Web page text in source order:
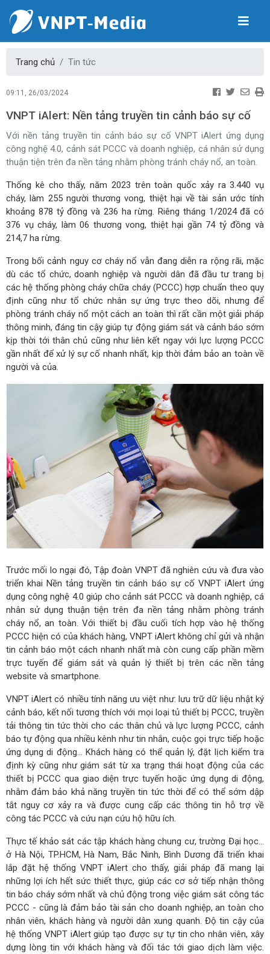
Trang chủ Tin tức
09:11, 26/03/2024
VNPT iAlert: Nền tảng truyền tin cảnh báo sự cố
Với nền tảng truyền tin cảnh báo sự cố VNPT iAlert ứng dụng
công nghệ 4.0, cảnh sát PCCC và doanh nghiệp, cá nhân sử dụng
thuận tiện trên đa nền tảng nhằm phòng tránh cháy nổ, an toàn.
Thống kê cho thấy, năm 2023 trên toàn quốc xảy ra 3.440 vụ
cháy, làm 255 người thương vong, thiệt hại về tài sản ước tính
khoảng 878 tỷ đồng và 236 ha rừng. Riêng tháng 1/2024 đã có
376 vụ cháy, làm 06 thương vong, thiệt hại gần 74 tỷ đồng và
214,7 ha rừng.
Trong bối cảnh nguy cơ cháy nổ vẫn đang diễn ra rộng rãi, mặc
dù các tổ chức, doanh nghiệp và người dân đã đầu tư trang bị
các hệ thống phòng cháy chữa cháy (PCCC) hợp chuẩn theo quy
định cũng như tổ chức nhân sự ứng trực theo dõi, nhưng để
phòng tránh cháy nổ một cách an toàn thì rất cần một giải pháp
thông minh, đáng tin cậy giúp tự động giám sát và cảnh báo sớm
kịp thời tới thân chủ cũng như liên kết ngay với lực lượng PCCC
gần nhất để xử lý sự cố nhanh nhất, kịp thời đảm bảo an toàn về
người và của.
Trước mối lo ngại đó, Tập đoàn VNPT đã nghiên cứu và đưa vào
triển khai Nền tảng truyền tin cảnh báo sự cố VNPT iAlert ứng
dụng công nghệ 4.0 giúp cho cảnh sát PCCC và doanh nghiệp, cá
nhân sử dụng thuận tiện trên đa nền tảng nhằm phòng tránh
cháy nổ, an toàn. Với thiết bị đầu cuối tích hợp vào hệ thống
PCCC hiện có của khách hàng, VNPT iAlert không chỉ gửi và nhận
tin cảnh báo một cách nhanh nhất mà còn cung cấp phần mềm
trực tuyến để giám sát và quản lý thiết bị trên các nền tảng
website và smartphone.
VNPT iAlert có nhiều tính năng ưu việt như: lưu trữ dữ liệu nhật ký
cảnh báo, kết nối tương thích với mọi loại tủ thiết bị PCCC, truyền
tải thông tin tức thời cho các thân chủ và lực lượng PCCC, cảnh
báo tự động qua nhiều kênh như tin nhắn, cuộc gọi trực tiếp hoặc
ứng dụng di động... Khách hàng có thể quản lý, đặt lịch kiểm tra
định kỳ cũng như giám sát từ xa trạng thái hoạt động của các
thiết bị PCCC qua giao diện trực tuyến hoặc ứng dụng di động,
nhằm đảm bảo khả năng truyền tin tức thời để có thể sớm dập
tắt nguy cơ xảy ra và được cung cấp các thông tin hỗ trợ về
công tác PCCC và cứu nạn cứu hộ hữu ích.
Thực tế khảo sát các tập khách hàng chung cư, trường Đại học…
ở Hà Nội, TP.HCM, Hà Nam, Bắc Ninh, Bình Dương đã triển khai
lắp đặt hệ thống VNPT iAlert cho thấy, giải pháp đã mang lại
những lợi ích hết sức thiết thực, giúp các cơ sở tiếp nhận thông
tin báo cháy sớm nhất và chủ động trong việc giám sát công tác
PCCC - cũng là đảm bảo tài sản cho doanh nghiệp, an toàn cho
nhân viên, khách hàng và người dân xung quanh. Độ tin cậy của
hệ thống VNPT iAlert giúp tạo được sự tự tin cho nhân viên, xây
dựng lòng tin với khách hàng và đối tác tới giao dịch làm việc.